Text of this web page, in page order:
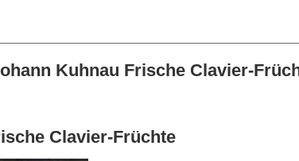
Kuhnau Frische Clavier-
Clavier-Früchte